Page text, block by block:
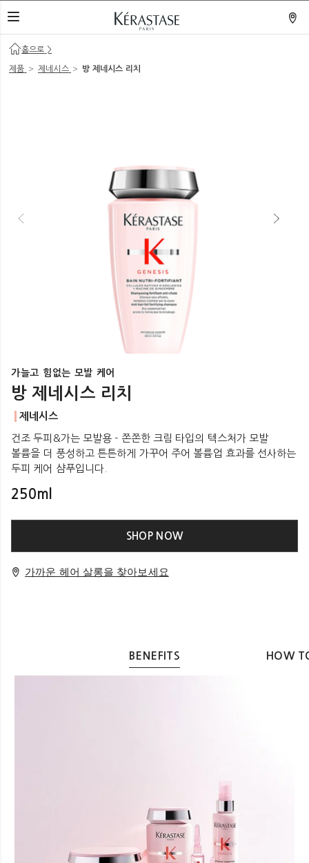
네비게이션 열기
홈으로 >
제품 > 제네시스 > 방 제네시스 리치
가늘고 힘없는 모발 케어
방 제네시스 리치
제네시스
건조 두피&가는 모발용 - 쫀쫀한 크림 타입의 텍스처가 모발
볼륨을 더 풍성하고 튼튼하게 가꾸어 주어 볼륨업 효과를 선사하는
두피 케어 샴푸입니다.
250ml
SHOP NOW
가까운 헤어 살롱을 찾아보세요
BENEFITS HOW